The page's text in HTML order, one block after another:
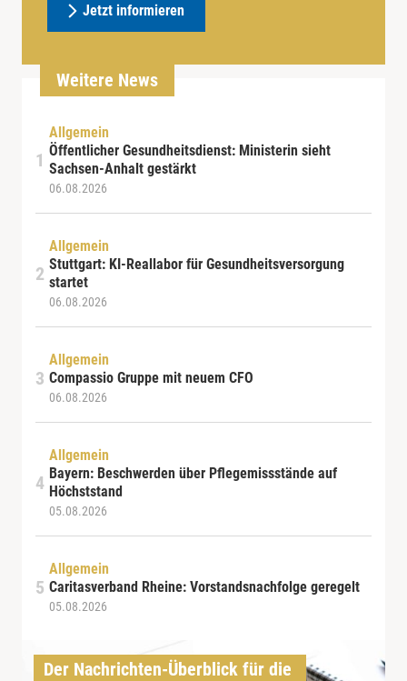
Jetzt informieren
Weitere News
Allgemein
Öffentlicher Gesundheitsdienst: Ministerin sieht
Sachsen-Anhalt gestärkt
06.08.2026
Allgemein
Stuttgart: KI-Reallabor für Gesundheitsversorgung
startet
06.08.2026
Allgemein
Compassio Gruppe mit neuem CFO
06.08.2026
Allgemein
Bayern: Beschwerden über Pflegemissstände auf
Höchststand
05.08.2026
Allgemein
Caritasverband Rheine: Vorstandsnachfolge geregelt
05.08.2026
Der Nachrichten-Überblick für die